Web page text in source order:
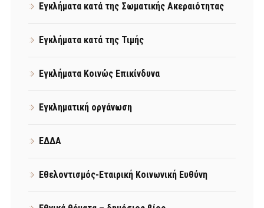
Εγκλήματα κατά της Σωματικής Ακεραιότητας
Εγκλήματα κατά της Τιμής
Εγκλήματα Κοινώς Επικίνδυνα
Εγκληματική οργάνωση
ΕΔΔΑ
Εθελοντισμός-Εταιρική Κοινωνική Ευθύνη